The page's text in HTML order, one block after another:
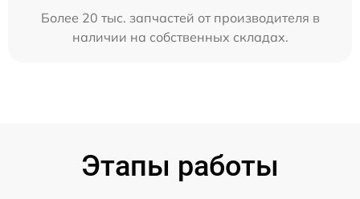
Более 20 тыс. запчастей от производителя в
наличии на собственных складах.
Этапы работы